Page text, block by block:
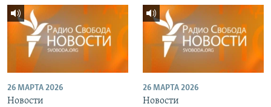
26 МАРТА 2026
Новости
26 МАРТА 2026
Новости